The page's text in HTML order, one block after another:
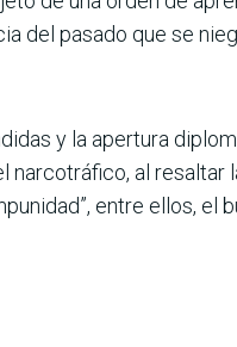
del pasado que se
y la apertura
al resaltar
entre ellos, el